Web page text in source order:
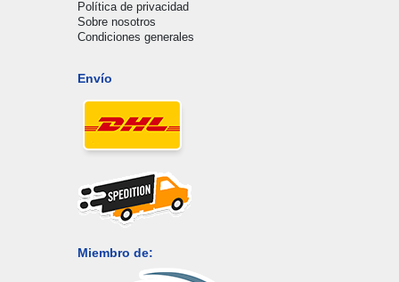
Política de privacidad
Sobre nosotros
Condiciones generales
Envío
Miembro de: